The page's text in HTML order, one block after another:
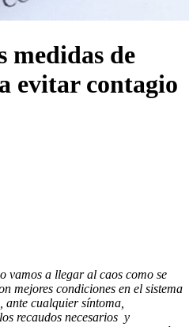
medidas de
evitar contagio
vamos a llegar al caos como se
mejores condiciones en el sistema
cualquier síntoma,
recaudos necesarios y